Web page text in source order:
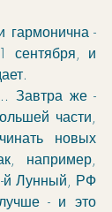
гармонична -
сентября, и
Завтра же -
части,
новых
например,
й Лунный, РФ
- и это